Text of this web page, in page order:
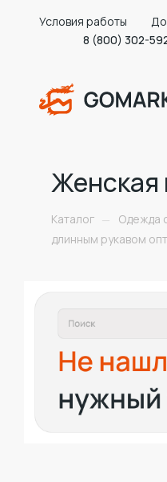
Условия работы
8 (800) 302-
Женская
Каталог — Одежда
длинным рукавом